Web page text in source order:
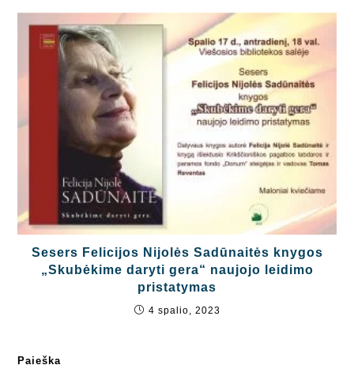
Sesers Felicijos Nijolės Sadūnaitės knygos
„Skubėkime daryti gera“ naujojo leidimo
pristatymas
4 spalio, 2023
Paieška